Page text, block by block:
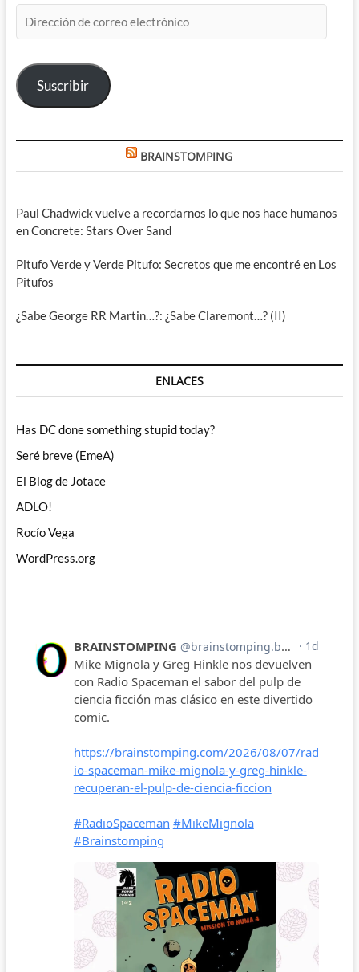
de
electrónico
Suscribir
BRAINSTOMPING
Paul Chadwick vuelve a recordarnos lo que nos hace humanos
en Concrete: Stars Over Sand
Pitufo Verde y Verde Pitufo: Secretos que me encontré en Los
Pitufos
¿Sabe George RR Martin…?: ¿Sabe Claremont…? (II)
ENLACES
Has DC done something stupid today?
Seré breve (EmeA)
El Blog de Jotace
ADLO!
Rocío Vega
WordPress.org